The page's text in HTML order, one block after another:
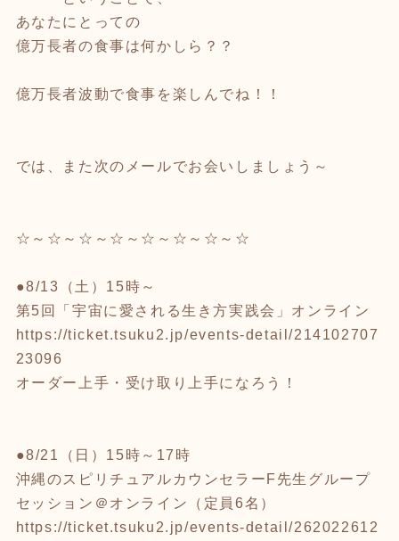
あなたにとっての
億万長者の食事は何かしら？？
億万長者波動で食事を楽しんでね！！
では、また次のメールでお会いしましょう～
☆～☆～☆～☆～☆～☆～☆～☆
●8/13（土）15時～
第5回「宇宙に愛される生き方実践会」オンライン
https://ticket.tsuku2.jp/events-detail/214102707
23096
オーダー上手・受け取り上手になろう！
●8/21（日）15時～17時
沖縄のスピリチュアルカウンセラーF先生グループ
セッション＠オンライン（定員6名）
https://ticket.tsuku2.jp/events-detail/262022612